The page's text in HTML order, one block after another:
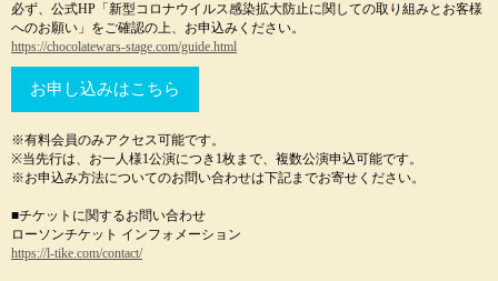
必ず、公式HP「新型コロナウイルス感染拡大防止に関しての取り組みとお客様
へのお願い」をご確認の上、お申込みください。
https://chocolatewars-stage.com/guide.html
お申し込みはこちら
※有料会員のみアクセス可能です。
※当先行は、お一人様1公演につき1枚まで、複数公演申込可能です。
※お申込み方法についてのお問い合わせは下記までお寄せください。
■チケットに関するお問い合わせ
ローソンチケット インフォメーション
https://l-tike.com/contact/